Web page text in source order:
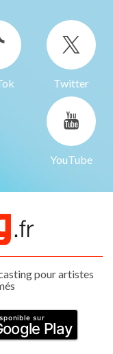
Twitter
YouTube
pour artistes
sur
Play